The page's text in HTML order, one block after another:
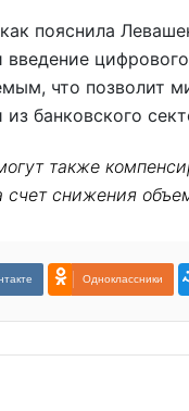
пояснила
введение
что позволит
из банковского
также
счет снижения
Одноклассники